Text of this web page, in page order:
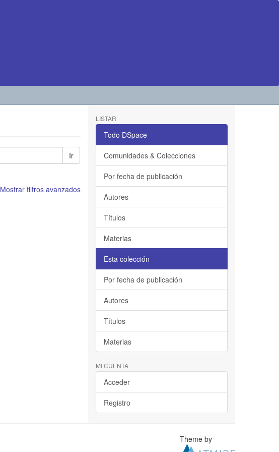
Ir
Mostrar filtros avanzados
LISTAR
Todo DSpace
Comunidades & Colecciones
Por fecha de publicación
Autores
Títulos
Materias
Esta colección
Por fecha de publicación
Autores
Títulos
Materias
MI CUENTA
Acceder
Registro
Theme by